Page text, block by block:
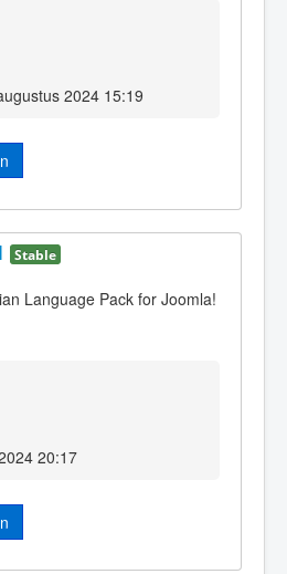
2024 15:19
Stable
Language Pack for Joomla!
20:17